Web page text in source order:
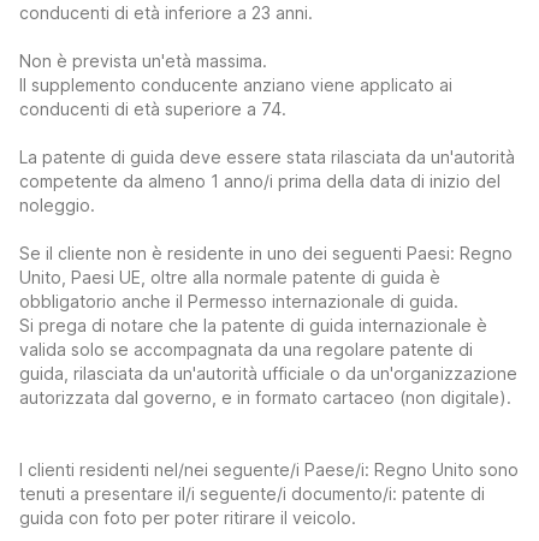
conducenti di età inferiore a 23 anni.
Non è prevista un'età massima.
Il supplemento conducente anziano viene applicato ai
conducenti di età superiore a 74.
La patente di guida deve essere stata rilasciata da un'autorità
competente da almeno 1 anno/i prima della data di inizio del
noleggio.
Se il cliente non è residente in uno dei seguenti Paesi: Regno
Unito, Paesi UE, oltre alla normale patente di guida è
obbligatorio anche il Permesso internazionale di guida.
Si prega di notare che la patente di guida internazionale è
valida solo se accompagnata da una regolare patente di
guida, rilasciata da un'autorità ufficiale o da un'organizzazione
autorizzata dal governo, e in formato cartaceo (non digitale).
I clienti residenti nel/nei seguente/i Paese/i: Regno Unito sono
tenuti a presentare il/i seguente/i documento/i: patente di
guida con foto per poter ritirare il veicolo.